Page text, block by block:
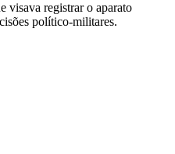
visava registrar o aparato
político-militares.